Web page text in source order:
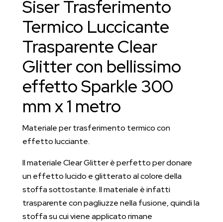
1
metro
quantità
Siser Trasferimento
Termico Luccicante
Trasparente Clear
Glitter con bellissimo
effetto Sparkle 300
mm x 1 metro
Materiale per trasferimento termico con
effetto lucciante.
Il materiale Clear Glitter è perfetto per donare
un effetto lucido e glitterato al colore della
stoffa sottostante. Il materiale è infatti
trasparente con pagliuzze nella fusione, quindi la
stoffa su cui viene applicato rimane